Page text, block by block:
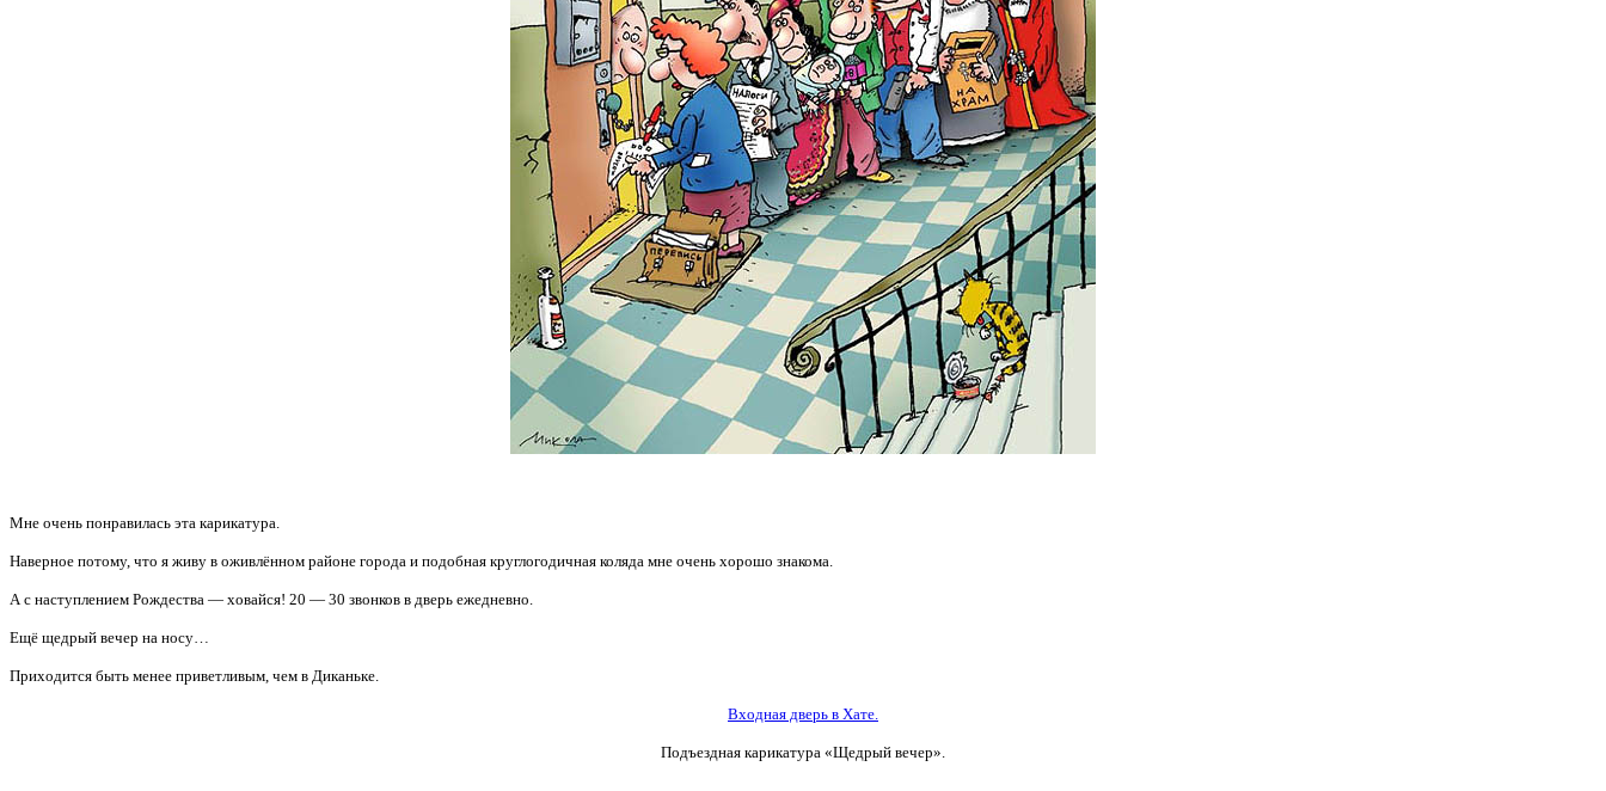
Мне очень понравилась эта карикатура.
Наверное потому, что я живу в оживлённом районе города и подобная круглогодичная коляда мне очень хорошо знакома.
А с наступлением Рождества — ховайся! 20 — 30 звонков в дверь ежедневно.
Ещё щедрый вечер на носу…
Приходится быть менее приветливым, чем в Диканьке.
Входная дверь в Хате.
Подъездная карикатура «Щедрый вечер».